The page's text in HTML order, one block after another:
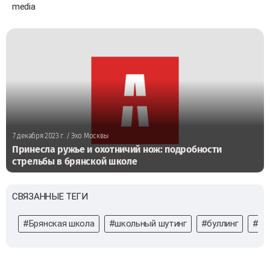
media
7 декабря 2023 г./ Эхо Москвы
Принесла ружье и охотничий нож: подробности
стрельбы в брянской школе
СВЯЗАННЫЕ ТЕГИ
#Брянская школа #школьный шутинг #буллинг